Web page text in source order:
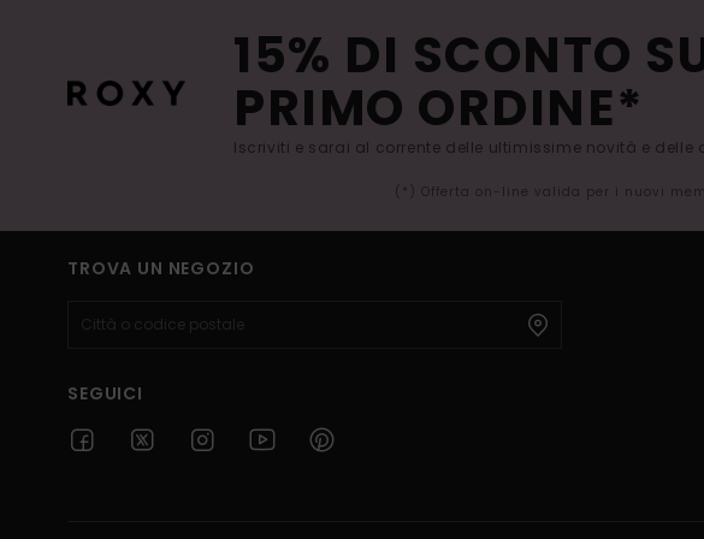
15% DI SCONTO
PRIMO ORDINE*
Iscriviti e sarai al corrente delle ultimissime novità e delle
(*) Offerta on-line valida per i nuovi
TROVA UN NEGOZIO
SEGUICI